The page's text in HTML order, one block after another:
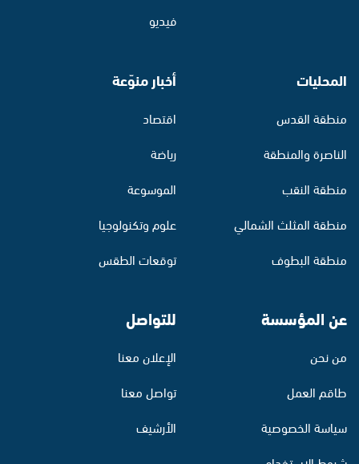
فيديو
المحليات
منطقة القدس
الناصرة والمنطقة
منطقة النقب
منطقة المثلث الشمالي
منطقة البطوف
أخبار منوّعة
اقتصاد
رياضة
الموسوعة
علوم وتكنولوجيا
توقعات الطقس
عن المؤسسة
من نحن
طاقم العمل
سياسة الخصوصية
للتواصل
الإعلان معنا
تواصل معنا
الأرشيف